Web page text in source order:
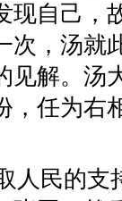
现自己，
次，汤就
见解。汤
，任为右
人民的支